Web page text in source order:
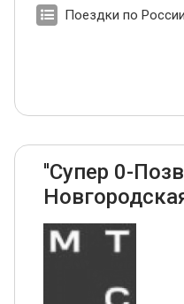
Поездки по России
''Супер 0-